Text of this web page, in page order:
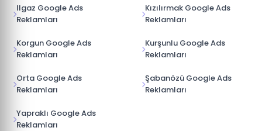
Ilgaz Google Ads
Reklamları
Kızılırmak Google Ads
Reklamları
Korgun Google Ads
Reklamları
Kurşunlu Google Ads
Reklamları
Orta Google Ads
Reklamları
Şabanözü Google Ads
Reklamları
Yapraklı Google Ads
Reklamları